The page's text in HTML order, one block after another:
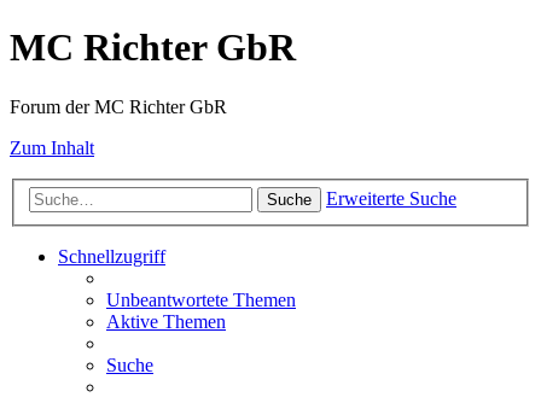
MC Richter GbR
Forum der MC Richter GbR
Zum Inhalt
Suche Erweiterte Suche
Schnellzugriff
Unbeantwortete Themen
Aktive Themen
Suche